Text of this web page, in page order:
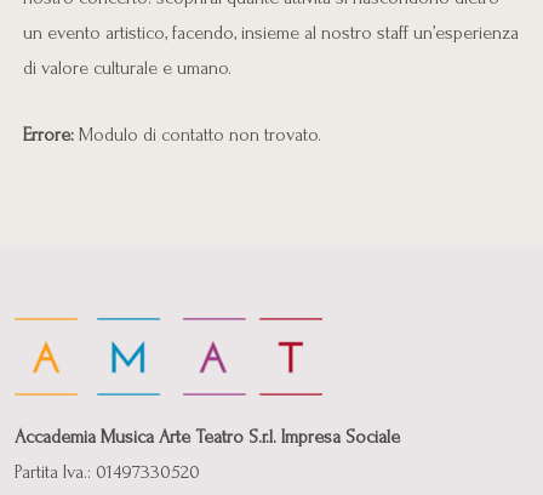
un evento artistico, facendo, insieme al nostro staff un’esperienza
di valore culturale e umano.
Errore:Modulo di contatto non trovato.
Accademia Musica Arte Teatro S.r.l. Impresa Sociale
Partita Iva.: 01497330520